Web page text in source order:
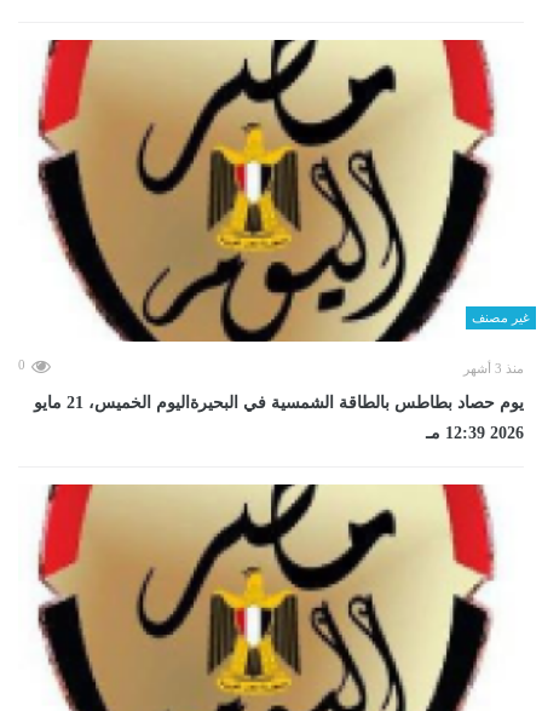
غير مصنف
منذ 3 أشهر 0
يوم حصاد بطاطس بالطاقة الشمسية في البحيرةاليوم الخميس، 21 مايو
2026 12:39 مـ